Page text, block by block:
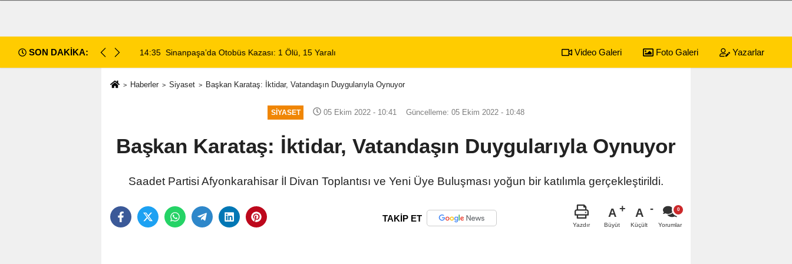
SON DAKİKA: 14:35 Sinanpaşa’da Otobüs Kazası: 1 Ölü, 15 Yaralı 8 Ağustos 2026 Afyonkarahisar Nöbetçi Eczaneler
Video Galeri Foto Galeri Yazarlar
Haberler Siyaset Başkan Karataş: İktidar, Vatandaşın Duygularıyla Oynuyor
SIYASET 05 Ekim 2022 - 10:41 Güncelleme: 05 Ekim 2022 - 10:48
Başkan Karataş: İktidar, Vatandaşın Duygularıyla Oynuyor
Saadet Partisi Afyonkarahisar İl Divan Toplantısı ve Yeni Üye Buluşması yoğun bir katılımla gerçekleştirildi.
TAKİP ET
Yazdır
A
Büyüt
A
Küçült Yorumlar